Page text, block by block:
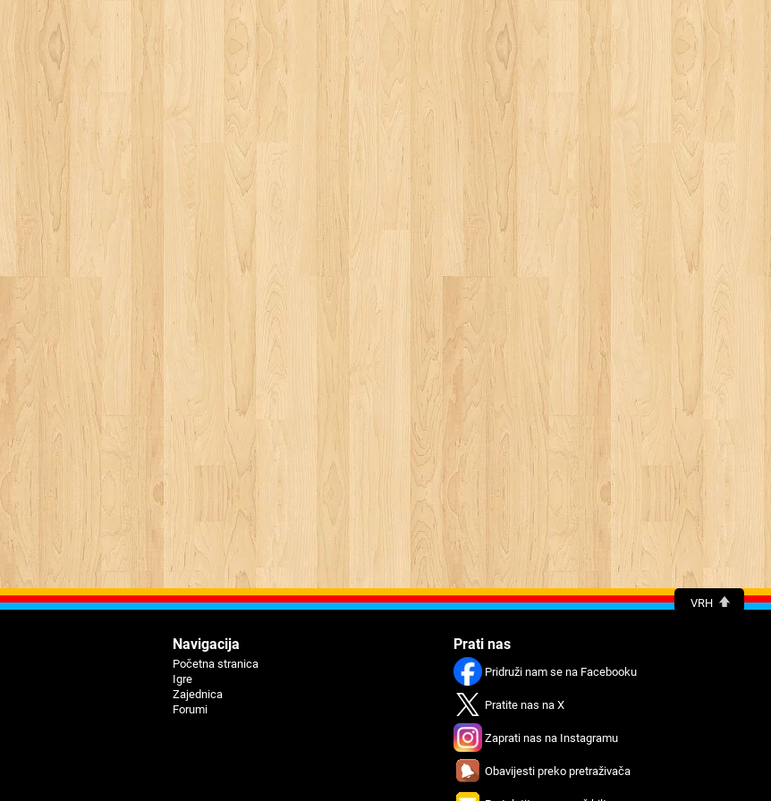
VRH
Navigaciјa
Početna stranica
Igre
Zajednica
Forumi
Prati nas
Pridruži nam se na Facebooku
Pratitе nas na X
Zaprati nas na Instagramu
Obavijеsti preko prеtraživača